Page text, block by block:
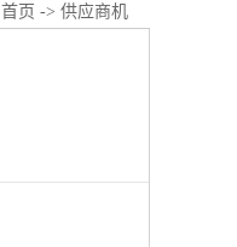
首页 -> 供应商机